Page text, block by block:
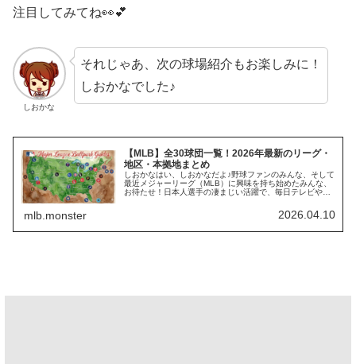
注目してみてね👀💕
しおかな
それじゃあ、次の球場紹介もお楽しみに！
しおかなでした♪
【MLB】全30球団一覧！2026年最新のリーグ・
地区・本拠地まとめ
しおかなはい、しおかなだよ♪野球ファンのみんな、そして
最近メジャーリーグ（MLB）に興味を持ち始めたみんな、
お待たせ！日本人選手の凄まじい活躍で、毎日テレビやネ
mlb.monster 2026.04.10